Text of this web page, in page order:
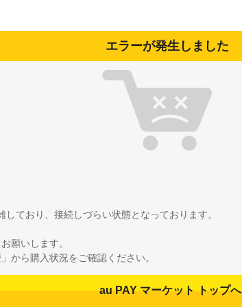
エラーが発生しました
ており、接続しづらい状態となっております。
願いします。
から購入状況をご確認ください。
au PAY マーケット トップへ